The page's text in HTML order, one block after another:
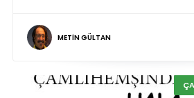
METİN GÜLTAN